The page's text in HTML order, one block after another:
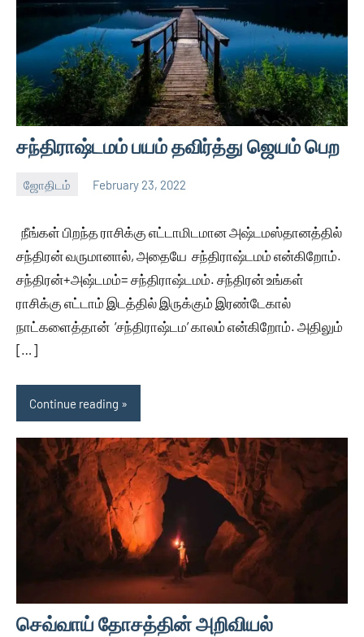
சந்திராஷ்டமம் பயம் தவிர்த்து ஜெயம் பெற
ஜோதிடம் February 23, 2022
Auser
நீங்கள் பிறந்த ராசிக்கு எட்டாமிடமான அஷ்டமஸ்தானத்தில்
சந்திரன் வருமானால், அதையே சந்திராஷ்டமம் என்கிறோம்.
சந்திரன்+அஷ்டமம்= சந்திராஷ்டமம். சந்திரன் உங்கள்
ராசிக்கு எட்டாம் இடத்தில் இருக்கும் இரண்டேகால்
நாட்களைத்தான் ‘சந்திராஷ்டம’ காலம் என்கிறோம். அதிலும்
[…]
Continue reading
செவ்வாய் தோசத்தின் அறிவியல்